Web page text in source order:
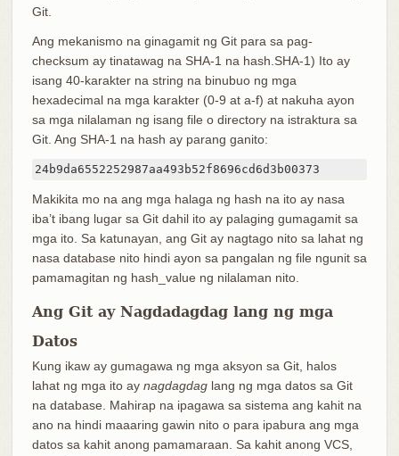
Git.
Ang mekanismo na ginagamit ng Git para sa pag-
checksum ay tinatawag na SHA-1 na hash.SHA-1) Ito ay
isang 40-karakter na string na binubuo ng mga
hexadecimal na mga karakter (0-9 at a-f) at nakuha ayon
sa mga nilalaman ng isang file o directory na istraktura sa
Git. Ang SHA-1 na hash ay parang ganito:
24b9da6552252987aa493b52f8696cd6d3b00373
Makikita mo na ang mga halaga ng hash na ito ay nasa
iba’t ibang lugar sa Git dahil ito ay palaging gumagamit sa
mga ito. Sa katunayan, ang Git ay nagtago nito sa lahat ng
nasa database nito hindi ayon sa pangalan ng file ngunit sa
pamamagitan ng hash_value ng nilalaman nito.
Ang Git ay Nagdadagdag lang ng mga
Datos
Kung ikaw ay gumagawa ng mga aksyon sa Git, halos
lahat ng mga ito ay nagdagdaglang ng mga datos sa Git
na database. Mahirap na ipagawa sa sistema ang kahit na
ano na hindi maaaring gawin nito o para ipabura ang mga
datos sa kahit anong pamamaraan. Sa kahit anong VCS,